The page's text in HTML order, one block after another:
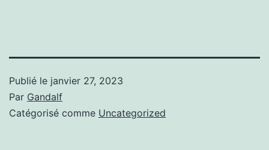
Publié le janvier 27, 2023
Par Gandalf
Catégorisé comme Uncategorized